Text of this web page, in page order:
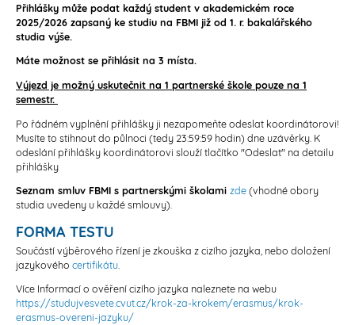
Přihlášky může podat každý student v akademickém roce
2025/2026 zapsaný ke studiu na FBMI již od 1. r. bakalářského
studia výše.
Máte možnost se přihlásit na 3 místa.
Výjezd je možný uskutečnit na 1 partnerské škole pouze na 1
semestr.
Po řádném vyplnění přihlášky ji nezapomeňte odeslat koordinátorovi!
Musíte to stihnout do půlnoci (tedy 23:59:59 hodin) dne uzávěrky. K
odeslání přihlášky koordinátorovi slouží tlačítko "Odeslat" na detailu
přihlášky
Seznam smluv FBMI s partnerskými školami zde(vhodné obory
studia uvedeny u každé smlouvy).
FORMA TESTU
Součástí výběrového řízení je zkouška z cizího jazyka, nebo doložení
jazykového certifikátu
Více Informací o ověření cizího jazyka naleznete na webu
https://studujvesvete.cvut.cz/krok-za-krokem/erasmus/krok-
erasmus-overeni-jazyku/